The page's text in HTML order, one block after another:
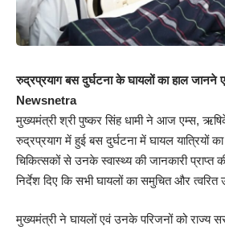
रुद्रप्रयाग बस दुर्घटना के घायलों का हाल जानने
Newsnetra
मुख्यमंत्री श्री पुष्कर सिंह धामी ने आज एम्स,
रुद्रप्रयाग में हुई बस दुर्घटना में घायल यात्रियों
चिकित्सकों से उनके स्वास्थ्य की जानकारी प्राप्त
निर्देश दिए कि सभी घायलों का समुचित और त्वरित
मुख्यमंत्री ने घायलों एवं उनके परिजनों को राज्य